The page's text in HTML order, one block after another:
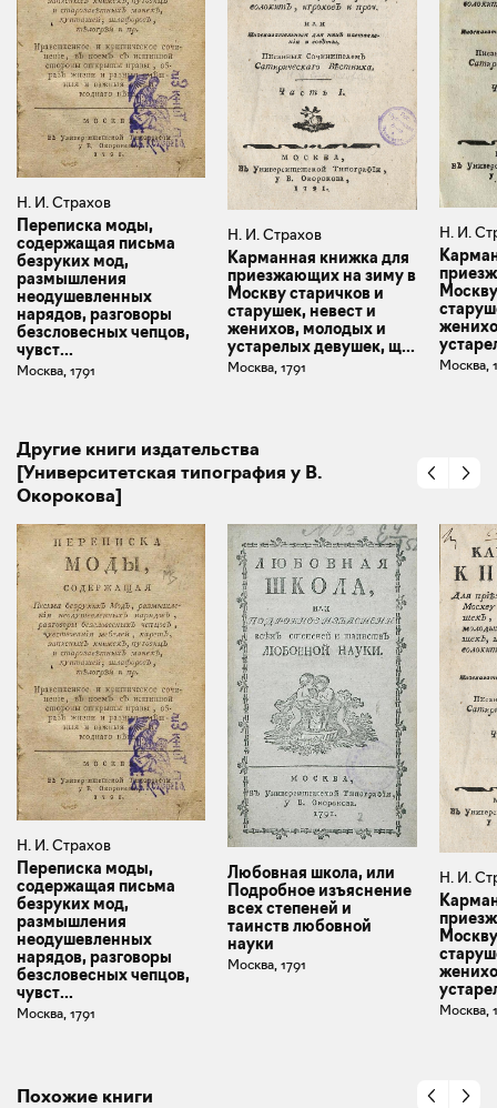
Н. И. Страхов
Переписка моды,
содержащая письма
безруких мод,
размышления
неодушевленных
нарядов, разговоры
безсловесных чепцов,
чувст...
Москва, 1791
Н. И. Страхов
Карманная книжка для
приезжающих на зиму в
Москву старичков и
старушек, невест и
женихов, молодых и
устарелых девушек, щ...
Москва, 1791
Н. И.
Москва,
Другие книги издательства
[Университетская типография у В.
Окорокова]
Н. И. Страхов
Переписка моды,
содержащая письма
безруких мод,
размышления
неодушевленных
нарядов, разговоры
безсловесных чепцов,
чувст...
Москва, 1791
Любовная школа, или
Подробное изъяснение
всех степеней и
таинств любовной
науки
Москва, 1791
Н. И.
Москва,
Похожие книги